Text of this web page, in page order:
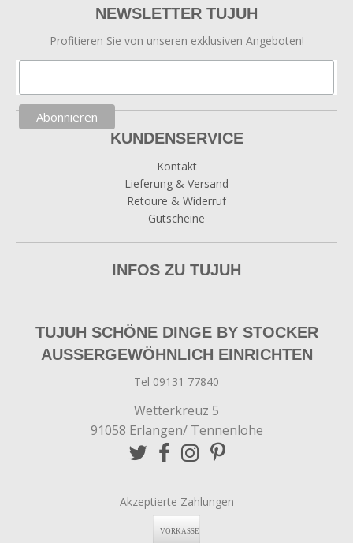
NEWSLETTER TUJUH
Profitieren Sie von unseren exklusiven Angeboten!
KUNDENSERVICE
Kontakt
Lieferung & Versand
Retoure & Widerruf
Gutscheine
INFOS ZU TUJUH
TUJUH SCHÖNE DINGE BY STOCKER
AUSSERGEWÖHNLICH EINRICHTEN
Tel 09131 77840
Wetterkreuz 5
91058 Erlangen/ Tennenlohe
Akzeptierte Zahlungen